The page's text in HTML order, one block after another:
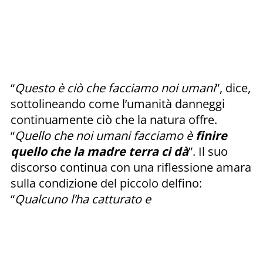
“Questo è ciò che facciamo noi umani”, dice,
sottolineando come l’umanità danneggi
continuamente ciò che la natura offre.
“Quello che noi umani facciamo è finire
quello che la madre terra ci dà”. Il suo
discorso continua con una riflessione amara
sulla condizione del piccolo delfino:
“Qualcuno l’ha catturato e